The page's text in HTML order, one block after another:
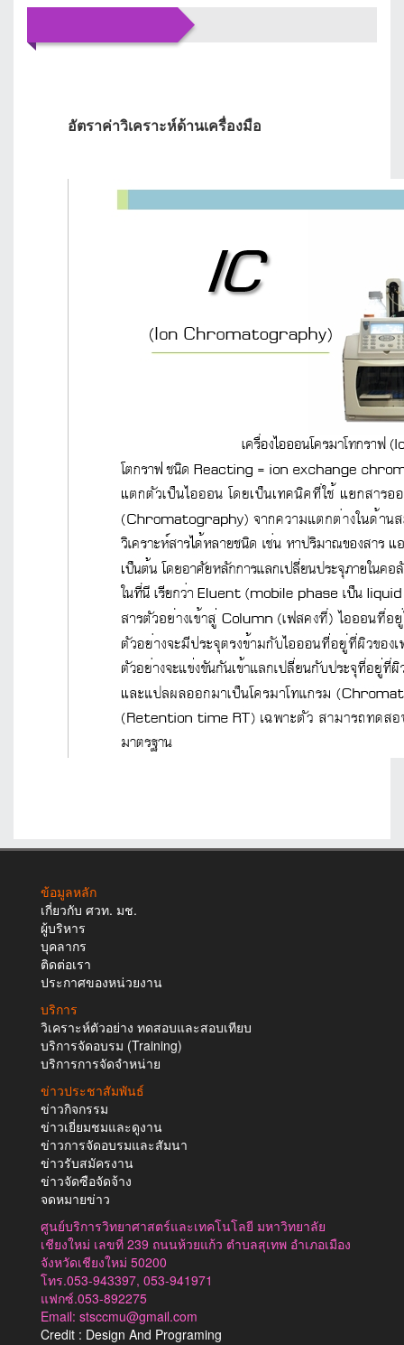
อัตราค่าวิเคราะห์ด้านเครื่องมือ
ข้อมูลหลัก
เกี่ยวกับ ศวท. มช.
ผู้บริหาร
บุคลากร
ติดต่อเรา
ประกาศของหน่วยงาน
บริการ
วิเคราะห์ตัวอย่าง ทดสอบและสอบเทียบ
บริการจัดอบรม (Training)
บริการการจัดจำหน่าย
ข่าวประชาสัมพันธ์
ข่าวกิจกรรม
ข่าวเยี่ยมชมและดูงาน
ข่าวการจัดอบรมและสัมนา
ข่าวรับสมัครงาน
ข่าวจัดซือจัดจ้าง
จดหมายข่าว
ศูนย์บริการวิทยาศาสตร์และเทคโนโลยี มหาวิทยาลัย
เชียงใหม่ เลขที่ 239 ถนนห้วยแก้ว ตำบลสุเทพ อำเภอเมือง
จังหวัดเชียงใหม่ 50200
โทร.053-943397, 053-941971
แฟกซ์.053-892275
Email: stsccmu@gmail.com
Credit : Design And Programing